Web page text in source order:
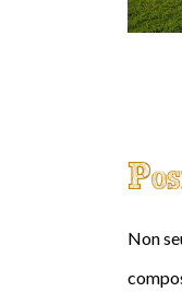
Non